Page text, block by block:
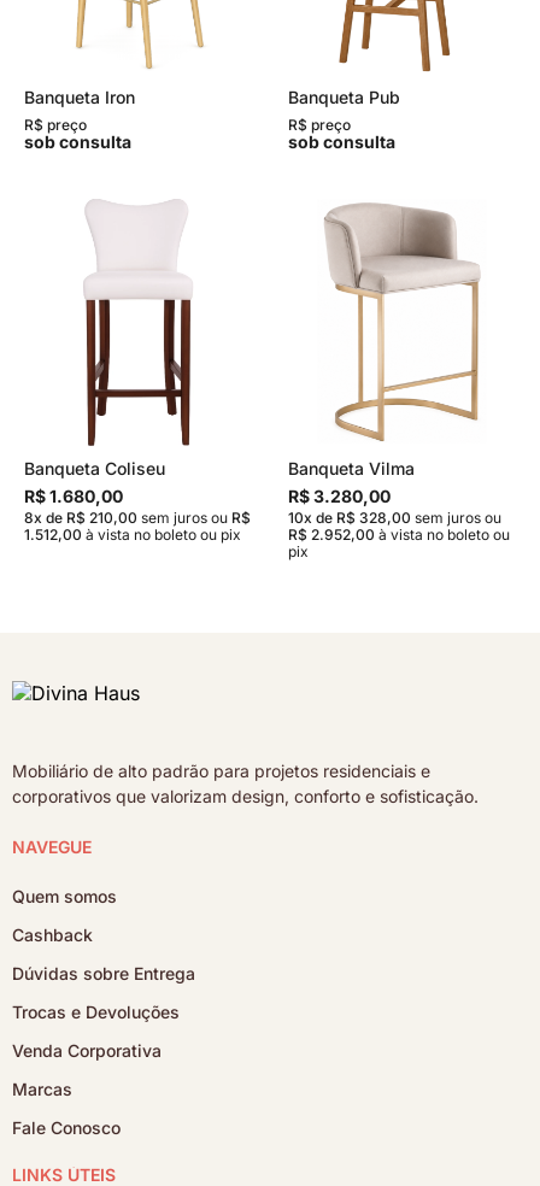
Banqueta Iron
R$ preço
sob consulta
Banqueta Pub
R$ preço
sob consulta
Banqueta Coliseu
R$ 1.680,00
8x de R$ 210,00 sem juros ou R$
1.512,00 à vista no boleto ou pix
Banqueta Vilma
R$ 3.280,00
10x de R$ 328,00 sem juros ou
R$ 2.952,00 à vista no boleto ou
pix
Mobiliário de alto padrão para projetos residenciais e
corporativos que valorizam design, conforto e sofisticação.
NAVEGUE
Quem somos
Cashback
Dúvidas sobre Entrega
Trocas e Devoluções
Venda Corporativa
Marcas
Fale Conosco
LINKS ÚTEIS